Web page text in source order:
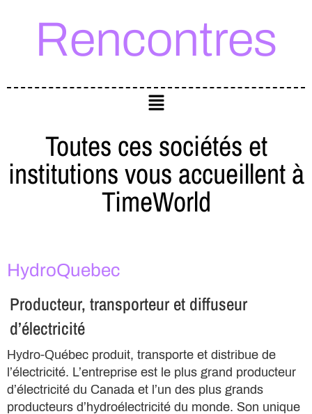
Rencontres
Toutes ces sociétés et
institutions vous accueillent à
TimeWorld
HydroQuebec
Producteur, transporteur et diffuseur
d’électricité
Hydro-Québec produit, transporte et distribue de
l’électricité. L’entreprise est le plus grand producteur
d’électricité du Canada et l’un des plus grands
producteurs d’hydroélectricité du monde. Son unique